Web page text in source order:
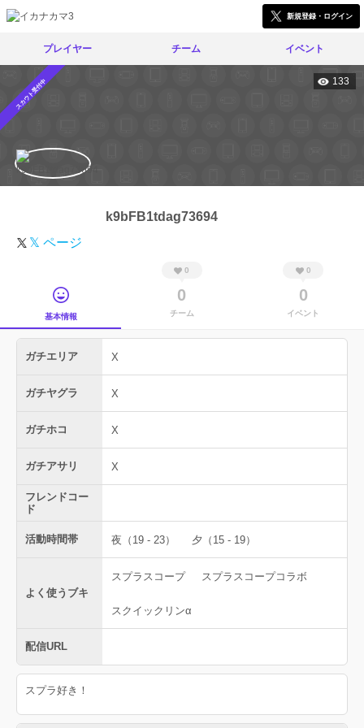
新規登録・ログイン
プレイヤー チーム イベント
スカウト受付中 133
k9bFB1tdag73694
𝕏 ページ
基本情報
0
0
チーム
0
0
イベント
ガチエリア X
ガチヤグラ X
ガチホコ X
ガチアサリ X
フレンドコー
ド
活動時間帯 夜（19 - 23） 夕（15 - 19）
よく使うブキ
スプラスコープ スプラスコープコラボ
スクイックリンα
配信URL
スプラ好き！